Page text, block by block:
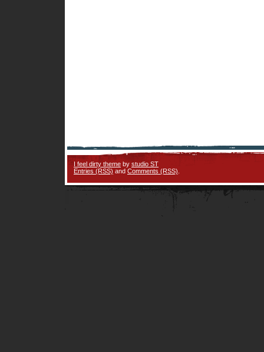
I feel dirty theme by studio ST
Entries (RSS) and Comments (RSS)